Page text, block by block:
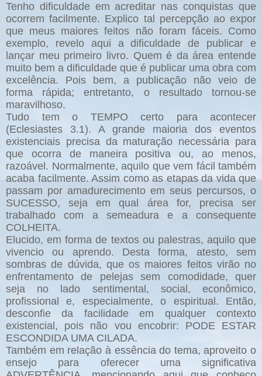
Tenho dificuldade em acreditar nas conquistas que
ocorrem facilmente. Explico tal percepção ao expor
que meus maiores feitos não foram fáceis. Como
exemplo, revelo aqui a dificuldade de publicar e
lançar meu primeiro livro. Quem é da área entende
muito bem a dificuldade que é publicar uma obra com
excelência. Pois bem, a publicação não veio de
forma rápida; entretanto, o resultado tornou-se
maravilhoso.
Tudo tem o TEMPO certo para acontecer
(Eclesiastes 3.1). A grande maioria dos eventos
existenciais precisa da maturação necessária para
que ocorra de maneira positiva ou, ao menos,
razoável. Normalmente, aquilo que vem fácil também
acaba facilmente. Assim como as etapas da vida que
passam por amadurecimento em seus percursos, o
SUCESSO, seja em qual área for, precisa ser
trabalhado com a semeadura e a consequente
COLHEITA.
Elucido, em forma de textos ou palestras, aquilo que
vivencio ou aprendo. Desta forma, atesto, sem
sombras de dúvida, que os maiores feitos virão no
enfrentamento de pelejas sem comodidade, quer
seja no lado sentimental, social, econômico,
profissional e, especialmente, o espiritual. Então,
desconfie da facilidade em qualquer contexto
existencial, pois não vou encobrir: PODE ESTAR
ESCONDIDA UMA CILADA.
Também em relação à essência do tema, aproveito o
ensejo para oferecer uma significativa